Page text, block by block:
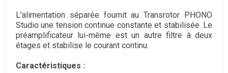
L'alimentation séparée fournit au Transrotor PHONO
Studio une tension continue constante et stabilisée. Le
préamplificateur lui-même est un autre filtre à deux
étages et stabilise le courant continu.
Caractéristiques :